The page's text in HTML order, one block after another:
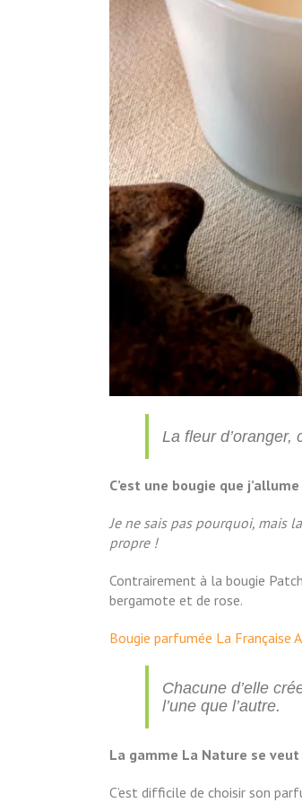
La fleur d’oranger,
C’est une bougie que
Je ne sais pas pourquoi, mais
propre !
Contrairement à la bougie
bergamote et de rose.
Bougie parfumée La Française
Chacune d’elle
l’une que l’autre.
La gamme La Nature se
C’est difficile de choisir son